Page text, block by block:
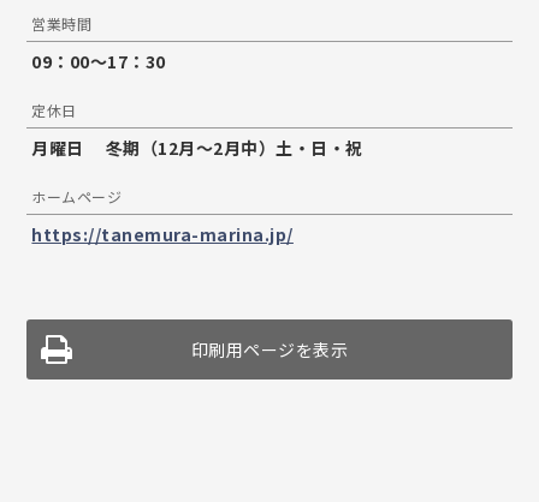
営業時間
09：00〜17：30
定休日
月曜日 冬期（12月～2月中）土・日・祝
ホームページ
https://tanemura-marina.jp/
印刷用ページを表示